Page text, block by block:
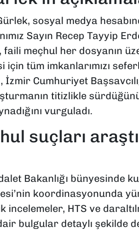
sosyal medya
Sayın Recep Tayyip
meçhul her dosyanın
için tüm imkanlarımızı
İzmir Cumhuriyet
titizlikle
vurguladı.
suçları
Bakanlığı bünyesinde
koordinasyonunda
incelemeler, HTS ve
bulgular detaylı şekilde